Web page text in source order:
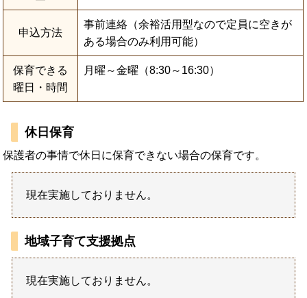
申込方法
事前連絡（余裕活用型なので定員に空きが
ある場合のみ利用可能）
保育できる
曜日・時間
月曜～金曜（8:30～16:30）
休日保育
保護者の事情で休日に保育できない場合の保育です。
現在実施しておりません。
地域子育て支援拠点
現在実施しておりません。